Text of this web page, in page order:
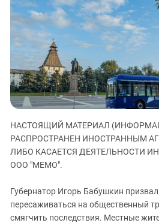
КАВКАЗ
Дагестан
Ингушетия
Кабардино-Балкария
Калмыкия
Карачаево-Черкесия
Краснодарский край
Нагорный Карабах
Российская Федерация
Ростовская область
СКФО
Ставропольский край
НАСТОЯЩИЙ МАТЕРИАЛ
РАСПРОСТРАНЕН ИНОСТРАННЫМ
ЛИБО КАСАЕТСЯ ДЕЯТЕЛЬНОСТИ
ООО "МЕМО".
Губернатор Игорь Бабушкин
пересаживаться на общественный
смягчить последствия. Местные